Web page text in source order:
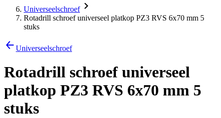
Universeelschroef
Rotadrill schroef universeel platkop PZ3 RVS 6x70 mm 5
stuks
Universeelschroef
Rotadrill schroef universeel
platkop PZ3 RVS 6x70 mm 5
stuks